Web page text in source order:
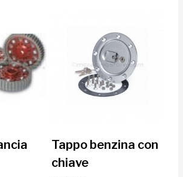
Tappo benzina con
chiave